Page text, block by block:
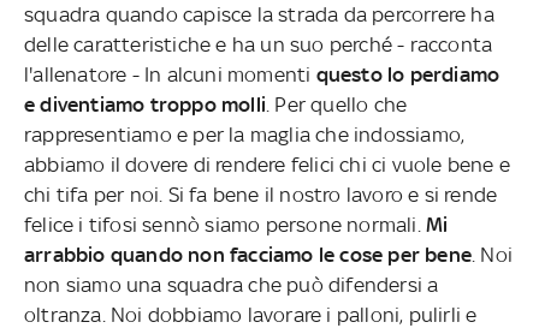
squadra quando capisce la strada da percorrere ha
delle caratteristiche e ha un suo perché - racconta
l'allenatore - In alcuni momenti questo lo perdiamo
e diventiamo troppo molli . Per quello che
rappresentiamo e per la maglia che indossiamo,
abbiamo il dovere di rendere felici chi ci vuole bene e
chi tifa per noi. Si fa bene il nostro lavoro e si rende
felice i tifosi sennò siamo persone normali. Mi
arrabbio quando non facciamo le cose per bene . Noi
non siamo una squadra che può difendersi a
oltranza. Noi dobbiamo lavorare i palloni, pulirli e